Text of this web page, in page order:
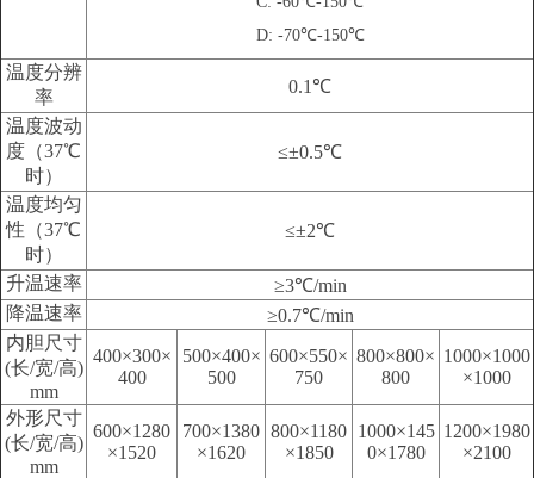
D: -70℃-150℃
温度分辨
率
0.1℃
温度波动
度（37℃
时）
≤±0.5℃
温度均匀
性（37℃
时）
≤±2℃
升温速率
≥3℃/min
降温速率
≥0.7℃/min
内胆尺寸
(长/宽/高)
mm
400×300×
400
500×400×
500
600×550×
750
800×800×
800
1000×1000
×1000
外形尺寸
(长/宽/高)
mm
600×1280
×1520
700×1380
×1620
800×1180
×1850
1000×145
0×1780
1200×1980
×2100